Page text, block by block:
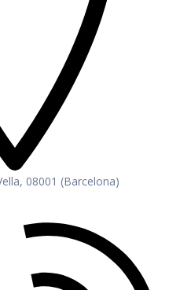
08001 (Barcelona)